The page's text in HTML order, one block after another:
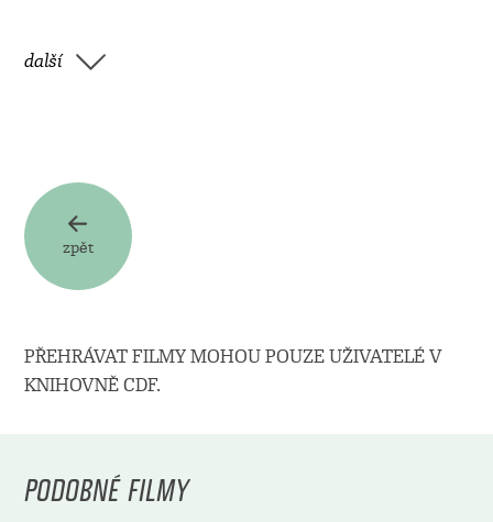
další
zpět
PŘEHRÁVAT FILMY MOHOU POUZE UŽIVATELÉ V
KNIHOVNĚ CDF.
PODOBNÉ FILMY